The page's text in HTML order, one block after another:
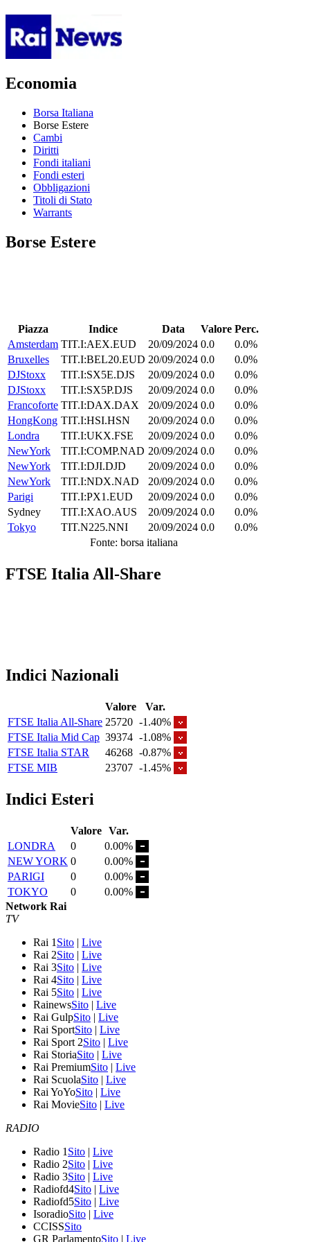
Economia
Borsa Italiana
Borse Estere
Cambi
Diritti
Fondi italiani
Fondi esteri
Obbligazioni
Titoli di Stato
Warrants
Borse Estere
Piazza Indice Data Valore Perc.
Amsterdam TIT.I:AEX.EUD 20/09/2024 0.0
0.0%
Bruxelles
TIT.I:BEL20.EUD 20/09/2024 0.0
0.0%
DJStoxx
TIT.I:SX5E.DJS 20/09/2024 0.0
0.0%
DJStoxx
TIT.I:SX5P.DJS 20/09/2024 0.0
0.0%
Francoforte TIT.I:DAX.DAX 20/09/2024 0.0
0.0%
HongKong TIT.I:HSI.HSN 20/09/2024 0.0
0.0%
Londra
TIT.I:UKX.FSE 20/09/2024 0.0
0.0%
NewYork
TIT.I:COMP.NAD 20/09/2024 0.0
0.0%
NewYork
TIT.I:DJI.DJD 20/09/2024 0.0
0.0%
NewYork
TIT.I:NDX.NAD 20/09/2024 0.0
0.0%
Parigi
TIT.I:PX1.EUD 20/09/2024 0.0
0.0%
Sydney
TIT.I:XAO.AUS 20/09/2024 0.0
0.0%
Tokyo
TIT.N225.NNI 20/09/2024 0.0
0.0%
Fonte: borsa italiana
FTSE Italia All-Share
Indici Nazionali
Valore
Var.
FTSE Italia All-Share 25720 -1.40%
FTSE Italia Mid Cap 39374 -1.08%
FTSE Italia STAR
46268 -0.87%
FTSE MIB
23707 -1.45%
Indici Esteri
Valore Var.
LONDRA
0
0.00%
NEW YORK 0
0.00%
PARIGI
0
0.00%
TOKYO
0
0.00%
Network Rai
TV
Rai 1 Sito | Live
Rai 2Sito | Live
Rai 3Sito | Live
Rai 4Sito | Live
Rai 5Sito | Live
RainewsSito | Live
Rai GulpSito | Live
Rai SportSito | Live
Rai Sport 2Sito | Live
Rai StoriaSito | Live
Rai PremiumSito | Live
Rai ScuolaSito | Live
Rai YoYoSito | Live
Rai MovieSito | Live
RADIO
Radio 1 Sito | Live
Radio 2Sito | Live
Radio 3Sito | Live
Radiofd4Sito | Live
Radiofd5Sito | Live
IsoradioSito | Live
CCISSSito
GR ParlamentoSito | Live